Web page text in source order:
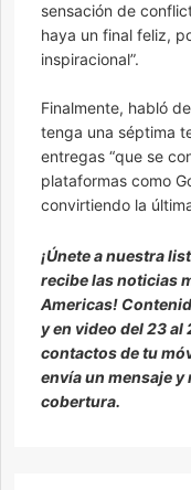
sensación de
haya un final feliz,
inspiracional”.
Finalmente, habló de
tenga una séptima
entregas “que se
plataformas como
convirtiendo la
¡Únete a nuestra
recibe las noticias
Americas!
y en video del 23 al
contactos de tu
envía un mensaje y
cobertura.